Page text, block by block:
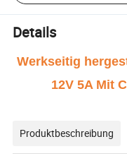
Details
Werkseitig
12V 5A Mit
Produktbeschreibung